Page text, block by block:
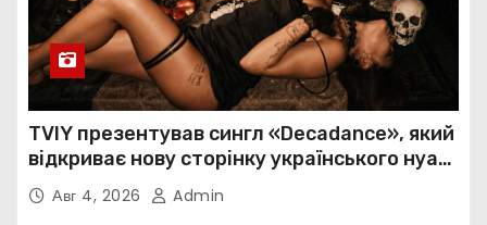
TVIY презентував сингл «Decadance», який
відкриває нову сторінку українського нуар-
попуАвг 4, 2026 Admin